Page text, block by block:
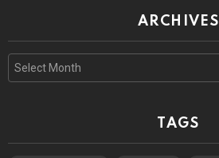
ARCHIVES
Archives
TAGS